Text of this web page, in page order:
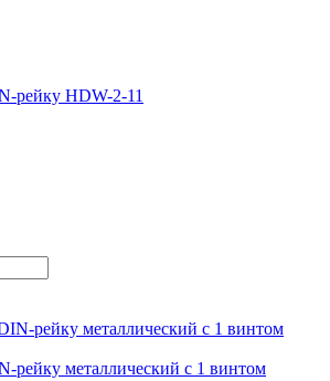
рейку HDW-2-11
рейку металлический с 1 винтом